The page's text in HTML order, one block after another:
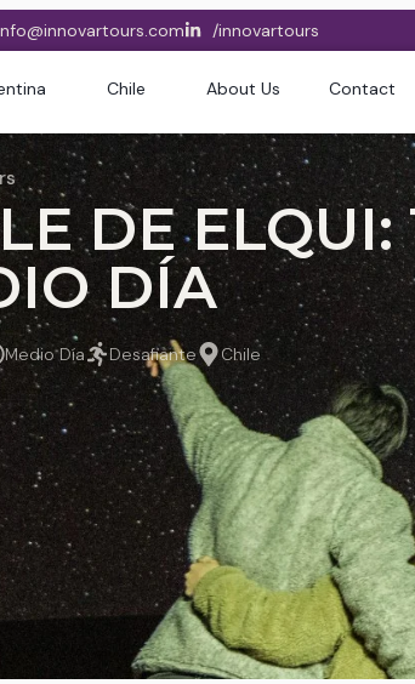
/innovartours
Chile About Us Contact
DE
DÍA
Medio Día Desafiante Chile